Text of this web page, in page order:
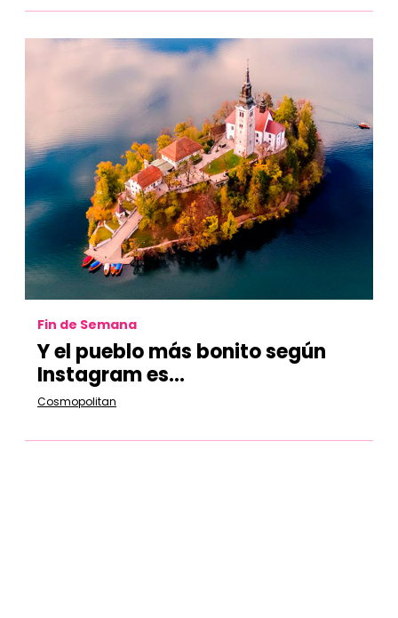
Fin de Semana
Y el pueblo más bonito según
Instagram es…
Cosmopolitan